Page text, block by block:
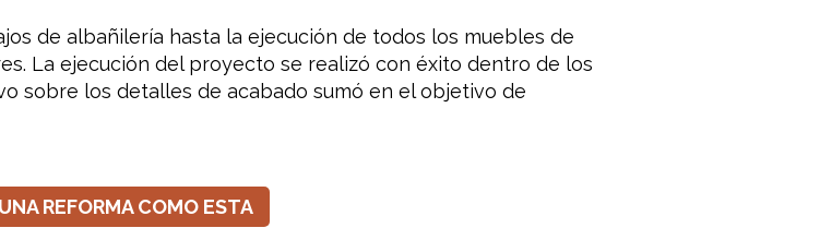
de albañilería hasta la ejecución de todos los muebles de
La ejecución del proyecto se realizó con éxito dentro de los
sobre los detalles de acabado sumó en el objetivo de
REFORMA COMO ESTA